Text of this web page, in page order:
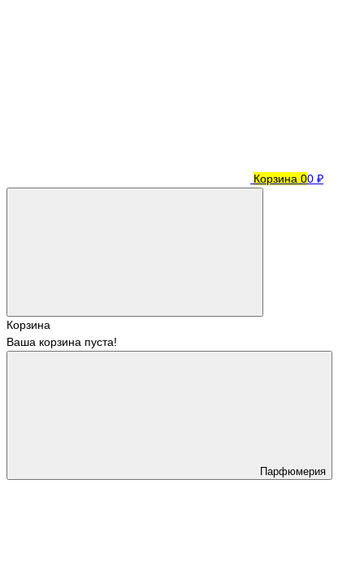
Корзина 00 ₽
Корзина
Ваша корзина пуста!
Парфюмерия